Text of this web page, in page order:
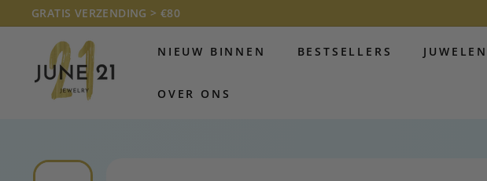
Doorgaan
naarDiavoorstelling
pauzeren
GRATIS VERZENDING > €80
U
N
J
NIEUW BINNEN BESTSELLERS JUWELEN
OVER ONS